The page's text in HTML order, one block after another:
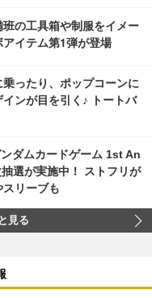
班の工具箱や制服をイメー
イテム第1弾が登場
乗ったり、ポップコーンに
ンが目を引く♪ トートバ
ダムカードゲーム 1st An
選が実施中！ ストフリが
リーブも
見る